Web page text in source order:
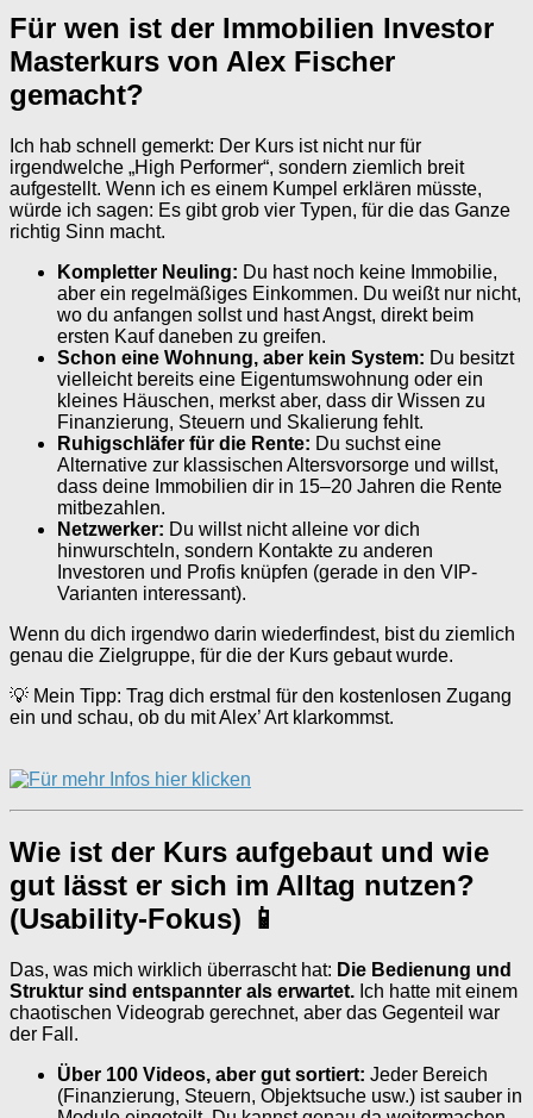
Für wen ist der Immobilien Investor
Masterkurs von Alex Fischer
gemacht?
Ich hab schnell gemerkt: Der Kurs ist nicht nur für
irgendwelche „High Performer“, sondern ziemlich breit
aufgestellt. Wenn ich es einem Kumpel erklären müsste,
würde ich sagen: Es gibt grob vier Typen, für die das Ganze
richtig Sinn macht.
Kompletter Neuling: Du hast noch keine Immobilie,
aber ein regelmäßiges Einkommen. Du weißt nur nicht,
wo du anfangen sollst und hast Angst, direkt beim
ersten Kauf daneben zu greifen.
Schon eine Wohnung, aber kein System: Du besitzt
vielleicht bereits eine Eigentumswohnung oder ein
kleines Häuschen, merkst aber, dass dir Wissen zu
Finanzierung, Steuern und Skalierung fehlt.
Ruhigschläfer für die Rente: Du suchst eine
Alternative zur klassischen Altersvorsorge und willst,
dass deine Immobilien dir in 15–20 Jahren die Rente
mitbezahlen.
Netzwerker: Du willst nicht alleine vor dich
hinwurschteln, sondern Kontakte zu anderen
Investoren und Profis knüpfen (gerade in den VIP-
Varianten interessant).
Wenn du dich irgendwo darin wiederfindest, bist du ziemlich
genau die Zielgruppe, für die der Kurs gebaut wurde.
💡 Mein Tipp: Trag dich erstmal für den kostenlosen Zugang
ein und schau, ob du mit Alex’ Art klarkommst.
Wie ist der Kurs aufgebaut und wie
gut lässt er sich im Alltag nutzen?
(Usability-Fokus) 📱
Das, was mich wirklich überrascht hat: Die Bedienung und
Struktur sind entspannter als erwartet. Ich hatte mit einem
chaotischen Videograb gerechnet, aber das Gegenteil war
der Fall.
Über 100 Videos, aber gut sortiert: Jeder Bereich
(Finanzierung, Steuern, Objektsuche usw.) ist sauber in